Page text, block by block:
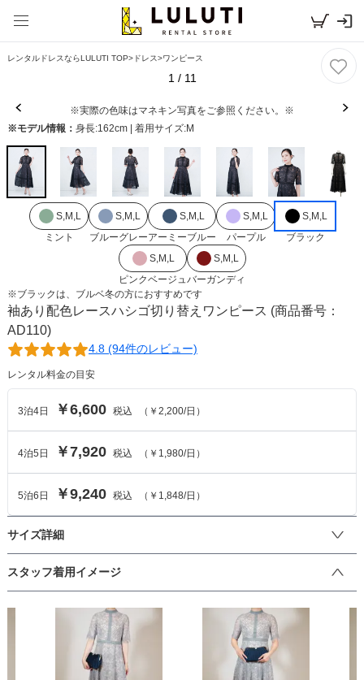
レンタルドレスならLULUTI TOP>ドレス>ワンピース
1 / 11
※実際の色味はマネキン写真をご参照ください。※
※モデル情報： 身長:162cm | 着用サイズ:M
S,M,L
ミント
S,M,L
ブルーグレー
S,M,L
アーミーブルー
S,M,L
パープル
S,M,L
ブラック
S,M,L
ピンクベージュ
S,M,L
バーガンディ
※ブラックは、 ブルベ冬の方におすすめです
袖あり配色レースハシゴ切り替えワンピース (商品番号：
AD110)
4.8 (94件のレビュー)
レンタル料金の目安
3泊4日 ￥6,600 税込 （ ￥2,200/日）
4泊5 日 ￥7,920 税込 （ ￥1,980/日）
5泊6 日 ￥9,240 税込 （ ￥1,848/日）
サイズ詳細
ワンピースのサイズ
120
スタッフ着用イメージ